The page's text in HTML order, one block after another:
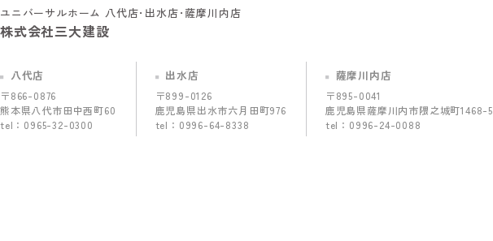
ユニバーサルホーム 八代店･出水店･薩摩川内店
株式会社三大建設
八代店
〒866-0876
熊本県八代市田中西町60
tel： 0965-32-0300
出水店
〒899-0126
鹿児島県出水市六月田町976
tel： 0996-64-8338
薩摩川内店
〒895-0041
鹿児島県薩摩川内市隈之城町1468-5
tel： 0996-24-0088